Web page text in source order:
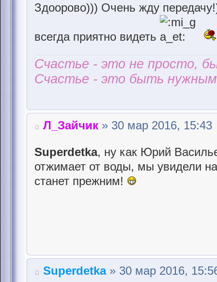
Здоорово))) Очень жду
всегда приятно видеть
Счастье - это не просто,
Счастье - это быть
Л_Зайчик » 30 мар 2016, 15:43
Superdetka, ну как Юрий
отжимает от воды, мы увидели
станет прежним!
Superdetka» 30 мар 2016,